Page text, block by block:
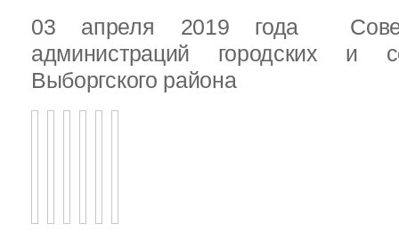
03 апреля 2019 года
администраций городских и
Выборгского района